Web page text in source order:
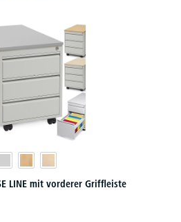
LINE mit seitlicher Griffleiste